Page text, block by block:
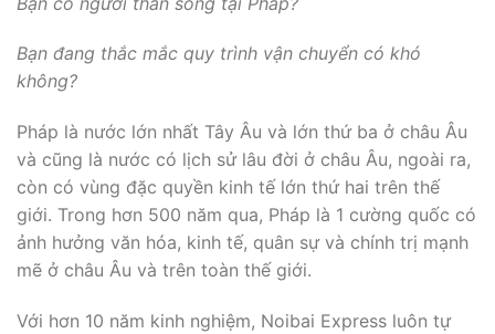
Bạn đang thắc mắc quy trình vận chuyển có khó
không?
Pháp là nước lớn nhất Tây Âu và lớn thứ ba ở châu Âu
và cũng là nước có lịch sử lâu đời ở châu Âu, ngoài ra,
còn có vùng đặc quyền kinh tế lớn thứ hai trên thế
giới. Trong hơn 500 năm qua, Pháp là 1 cường quốc có
ảnh hưởng văn hóa, kinh tế, quân sự và chính trị mạnh
mẽ ở châu Âu và trên toàn thế giới.
Với hơn 10 năm kinh nghiệm, Noibai Express luôn tự